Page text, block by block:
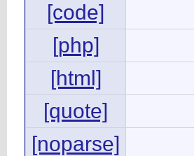
[code]
[php]
[html]
[quote]
[noparse]